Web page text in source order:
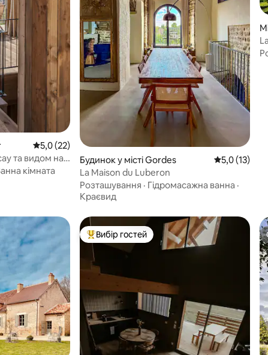
Середня оцінка: 5,0 з 5, відгуки: 22
5,0 (22)
та видом на
кімната
Будинок у місті Gordes Середня
5,0 (13)
La Maison du Luberon
Розташування · Гідромасажна ванна ·
Краєвид
Топ вибір гостей
Вибір гостей